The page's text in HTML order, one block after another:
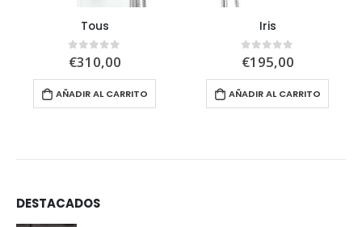
Tous
0out of 5
€310,00
AÑADIR AL CARRITO
Iris
0out of 5
€195,00
AÑADIR AL CARRITO
DESTACADOS